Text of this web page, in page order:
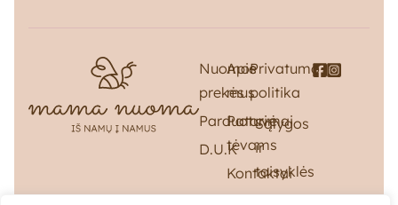
Nuomos
prekės
Parduotuvė
D.U.K
Apie
mus
Patarimai
tėvams
Kontaktai
Privatumo
politika
Sąlygos
ir
taisyklės